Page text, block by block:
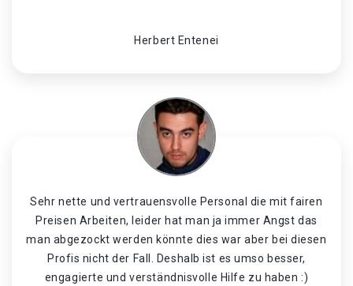
Herbert Entenei
Sehr nette und vertrauensvolle Personal die mit fairen
Preisen Arbeiten, leider hat man ja immer Angst das
man abgezockt werden könnte dies war aber bei diesen
Profis nicht der Fall. Deshalb ist es umso besser,
engagierte und verständnisvolle Hilfe zu haben :)